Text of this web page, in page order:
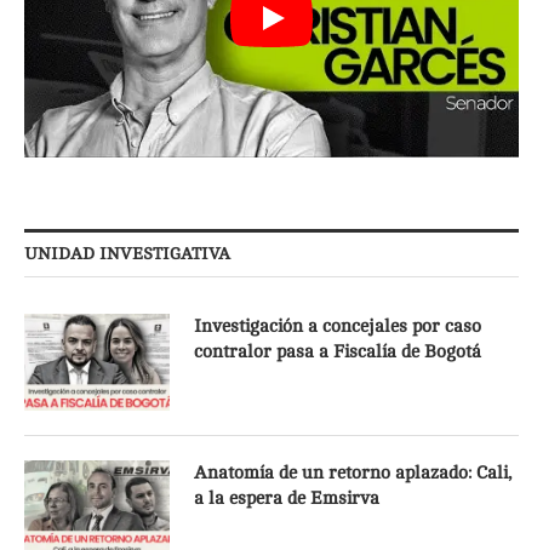
UNIDAD INVESTIGATIVA
Investigación a concejales por caso
contralor pasa a Fiscalía de Bogotá
Anatomía de un retorno aplazado: Cali,
a la espera de Emsirva